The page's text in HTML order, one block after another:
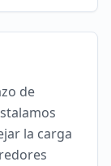
de
la carga